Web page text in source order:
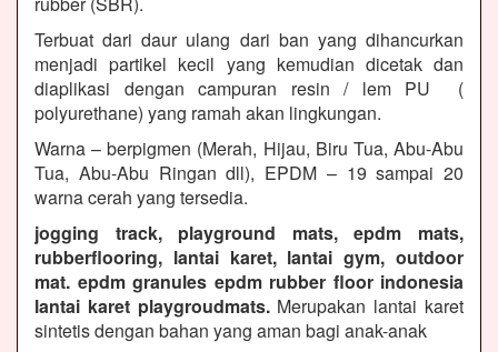
Terbuat dari daur ulang dari ban yang dihancurkan
menjadi partikel kecil yang kemudian dicetak dan
diaplikasi dengan campuran resin / lem PU (
polyurethane) yang ramah akan lingkungan.
Warna – berpigmen (Merah, Hijau, Biru Tua, Abu-Abu
Tua, Abu-Abu Ringan dll), EPDM – 19 sampai 20
warna cerah yang tersedia.
jogging track, playground mats, epdm mats,
rubberflooring, lantai karet, lantai gym, outdoor
mat. epdm granules epdm rubber floor indonesia
lantai karet playgroudmats.Merupakan lantai karet
sintetis dengan bahan yang aman bagi anak-anak